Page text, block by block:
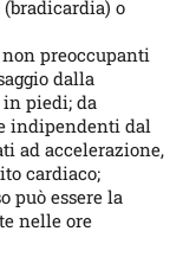
o
preoccupanti
dalla
in piedi; da
indipendenti dal
ad accelerazione,
cardiaco;
può essere la
nelle ore